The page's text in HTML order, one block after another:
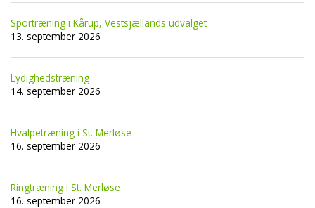
Sportræning i Kårup, Vestsjællands udvalget
13. september 2026
Lydighedstræning
14. september 2026
Hvalpetræning i St. Merløse
16. september 2026
Ringtræning i St. Merløse
16. september 2026